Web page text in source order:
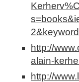
http://
alain-
http://